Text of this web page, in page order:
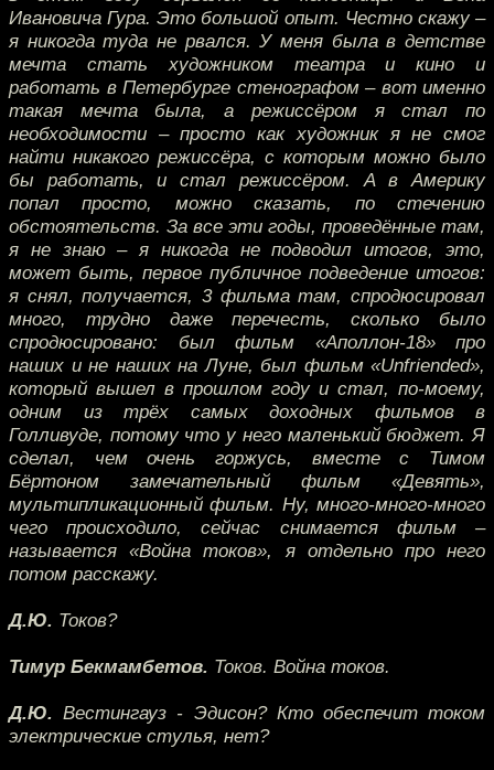
Ивановича Гура. Это большой опыт. Честно скажу –
я никогда туда не рвался. У меня была в детстве
мечта стать художником театра и кино и
работать в Петербурге стенографом – вот именно
такая мечта была, а режиссёром я стал по
необходимости – просто как художник я не смог
найти никакого режиссёра, с которым можно было
бы работать, и стал режиссёром. А в Америку
попал просто, можно сказать, по стечению
обстоятельств. За все эти годы, проведённые там,
я не знаю – я никогда не подводил итогов, это,
может быть, первое публичное подведение итогов:
я снял, получается, 3 фильма там, спродюсировал
много, трудно даже перечесть, сколько было
спродюсировано: был фильм «Аполлон-18» про
наших и не наших на Луне, был фильм «Unfriended»,
который вышел в прошлом году и стал, по-моему,
одним из трёх самых доходных фильмов в
Голливуде, потому что у него маленький бюджет. Я
сделал, чем очень горжусь, вместе с Тимом
Бёртоном замечательный фильм «Девять»,
мультипликационный фильм. Ну, много-много-много
чего происходило, сейчас снимается фильм –
называется «Война токов», я отдельно про него
потом расскажу.
Д.Ю. Токов?
Тимур Бекмамбетов. Токов. Война токов.
Д.Ю. Вестингауз - Эдисон? Кто обеспечит током
электрические стулья, нет?